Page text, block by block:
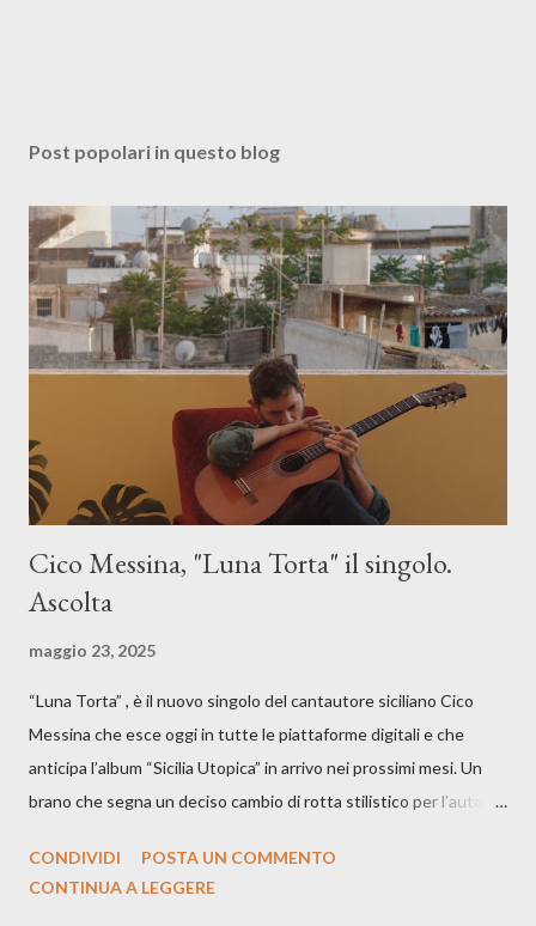
Post popolari in questo blog
Cico Messina, "Luna Torta" il singolo.
Ascolta
maggio 23, 2025
“Luna Torta” , è il nuovo singolo del cantautore siciliano Cico
Messina che esce oggi in tutte le piattaforme digitali e che
anticipa l’album “Sicilia Utopica” in arrivo nei prossimi mesi. Un
brano che segna un deciso cambio di rotta stilistico per l’autore
testo ibrido tra italiano e siciliano, e un’urgenza espressiva che
CONDIVIDI
POSTA UN COMMENTO
CONTINUA A LEGGERE